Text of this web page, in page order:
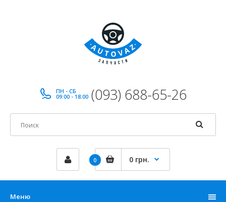
ПН - СБ
09:00 - 18:00 (093) 688-65-26
0 0 грн.
Меню